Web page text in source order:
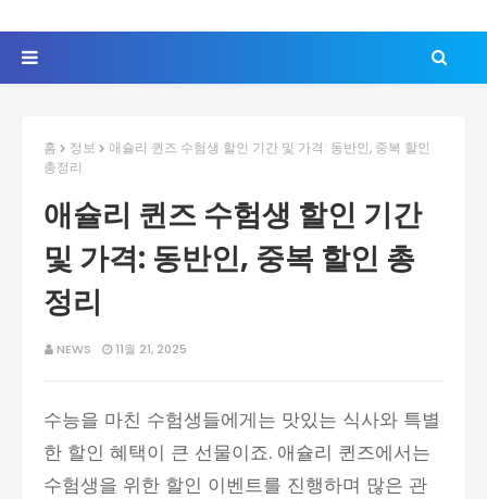
홈 정보
애슐리 퀸즈 수험생 할인 기간 및 가격: 동반인, 중복 할인
총정리
애슐리 퀸즈 수험생 할인 기간
및 가격: 동반인, 중복 할인 총
정리
NEWS 11월 21, 2025
수능을 마친 수험생들에게는 맛있는 식사와 특별
한 할인 혜택이 큰 선물이죠. 애슐리 퀸즈에서는
수험생을 위한 할인 이벤트를 진행하며 많은 관